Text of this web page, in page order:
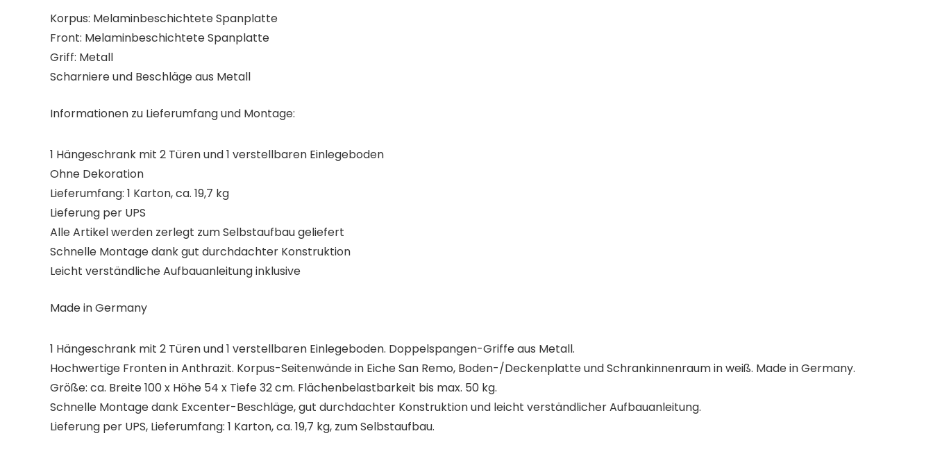
Korpus: Melaminbeschichtete Spanplatte
Front: Melaminbeschichtete Spanplatte
Griff: Metall
Scharniere und Beschläge aus Metall
Informationen zu Lieferumfang und Montage:
1 Hängeschrank mit 2 Türen und 1 verstellbaren Einlegeboden
Ohne Dekoration
Lieferumfang: 1 Karton, ca. 19,7 kg
Lieferung per UPS
Alle Artikel werden zerlegt zum Selbstaufbau geliefert
Schnelle Montage dank gut durchdachter Konstruktion
Leicht verständliche Aufbauanleitung inklusive
Made in Germany
1 Hängeschrank mit 2 Türen und 1 verstellbaren Einlegeboden. Doppelspangen-Griffe aus Metall.
Hochwertige Fronten in Anthrazit. Korpus-Seitenwände in Eiche San Remo, Boden-/Deckenplatte und Schrankinnenraum in weiß. Made in Germany.
Größe: ca. Breite 100 x Höhe 54 x Tiefe 32 cm. Flächenbelastbarkeit bis max. 50 kg.
Schnelle Montage dank Excenter-Beschläge, gut durchdachter Konstruktion und leicht verständlicher Aufbauanleitung.
Lieferung per UPS, Lieferumfang: 1 Karton, ca. 19,7 kg, zum Selbstaufbau.